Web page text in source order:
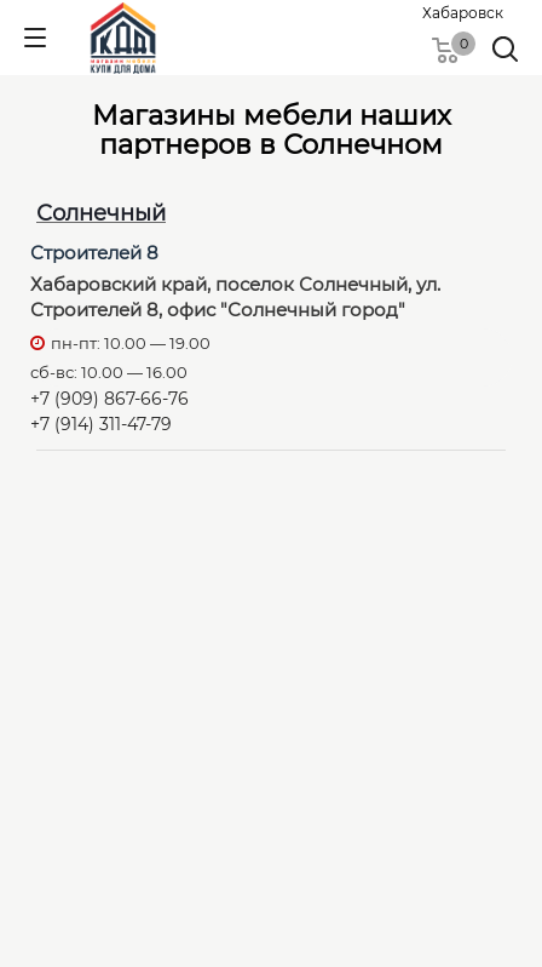
Хабаровск
0
Магазины мебели наших
партнеров в Солнечном
Солнечный
Строителей 8
Хабаровский край, поселок Солнечный, ул.
Строителей 8, офис "Солнечный город"
пн-пт: 10.00 — 19.00
сб-вс: 10.00 — 16.00
+7 (909) 867-66-76
+7 (914) 311-47-79